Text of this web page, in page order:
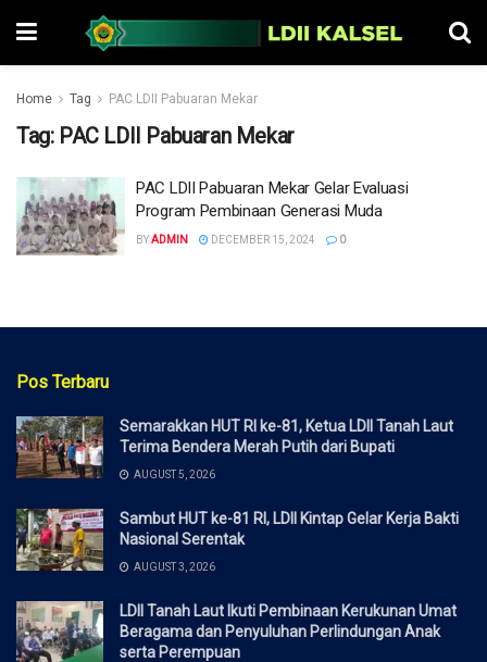
Home Tag PAC LDII Pabuaran Mekar
Tag: PAC LDII Pabuaran Mekar
PAC LDII Pabuaran Mekar Gelar Evaluasi
Program Pembinaan Generasi Muda
BYADMIN DECEMBER 15, 2024 0
Pos Terbaru
Semarakkan HUT RI ke-81, Ketua LDII Tanah Laut
Terima Bendera Merah Putih dari Bupati
AUGUST 5, 2026
Sambut HUT ke-81 RI, LDII Kintap Gelar Kerja Bakti
Nasional Serentak
AUGUST 3, 2026
LDII Tanah Laut Ikuti Pembinaan Kerukunan Umat
Beragama dan Penyuluhan Perlindungan Anak
serta Perempuan